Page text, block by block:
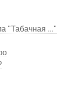
"Табачная ..."